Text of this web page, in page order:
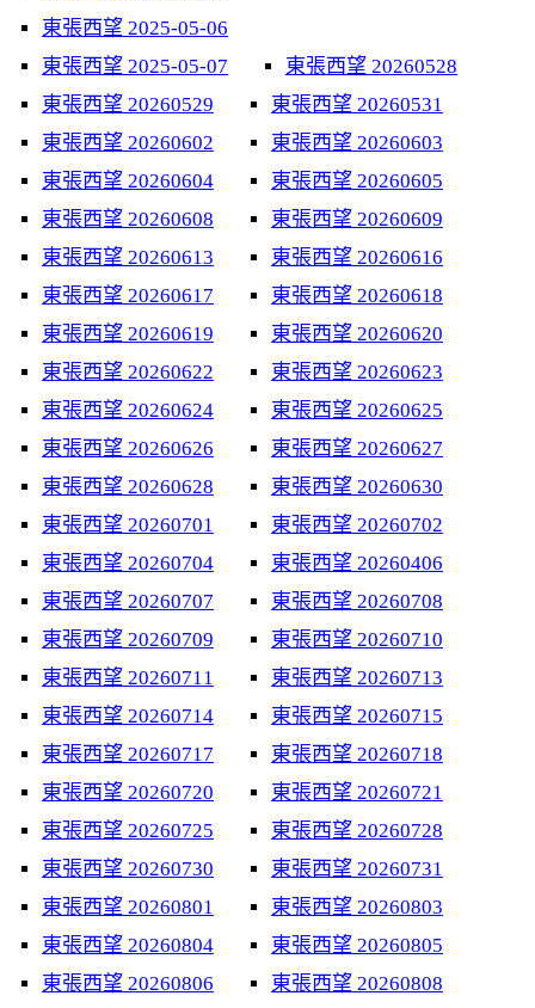
東張西望 2025-05-06
東張西望 2025-05-07
東張西望 20260528
東張西望 20260529
東張西望 20260531
東張西望 20260602
東張西望 20260603
東張西望 20260604
東張西望 20260605
東張西望 20260608
東張西望 20260609
東張西望 20260613
東張西望 20260616
東張西望 20260617
東張西望 20260618
東張西望 20260619
東張西望 20260620
東張西望 20260622
東張西望 20260623
東張西望 20260624
東張西望 20260625
東張西望 20260626
東張西望 20260627
東張西望 20260628
東張西望 20260630
東張西望 20260701
東張西望 20260702
東張西望 20260704
東張西望 20260406
東張西望 20260707
東張西望 20260708
東張西望 20260709
東張西望 20260710
東張西望 20260711
東張西望 20260713
東張西望 20260714
東張西望 20260715
東張西望 20260717
東張西望 20260718
東張西望 20260720
東張西望 20260721
東張西望 20260725
東張西望 20260728
東張西望 20260730
東張西望 20260731
東張西望 20260801
東張西望 20260803
東張西望 20260804
東張西望 20260805
東張西望 20260806
東張西望 20260808